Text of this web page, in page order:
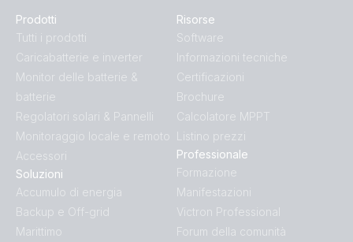
Prodotti
Tutti i prodotti
Caricabatterie e inverter
Monitor delle batterie &
batterie
Regolatori solari & Pannelli
Monitoraggio locale e remoto
Accessori
Soluzioni
Accumulo di energia
Backup e Off-grid
Marittimo
Risorse
Software
Informazioni tecniche
Certificazioni
Brochure
Calcolatore MPPT
Listino prezzi
Professionale
Formazione
Manifestazioni
Victron Professional
Forum della comunità